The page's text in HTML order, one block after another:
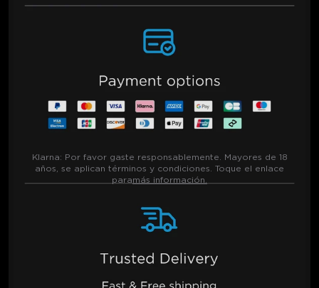
Klarna: Por favor gaste responsablemente. Mayores de 18
años, se aplican términos y condiciones. Toque el enlace
paramás información.